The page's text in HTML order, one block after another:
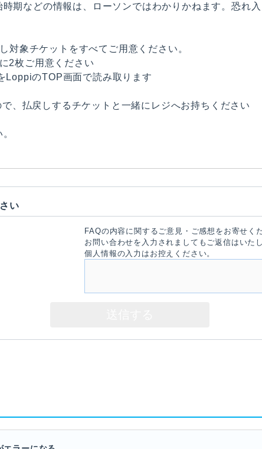
期などの情報は、ローソンではわかりかねます。恐れ
対象チケットをすべてご用意ください。
2枚ご用意ください
のTOP画面で読み取ります
、払戻しするチケットと一緒にレジへお持ちください
い
FAQの内容に関するご意見・ご感想をお寄せく
お問い合わせを入力されましてもご返信はいた
個人情報の入力はお控えください。